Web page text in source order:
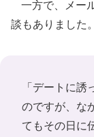
一方で、メー
談もありました。
「デートに
のですが、な
てもその日に